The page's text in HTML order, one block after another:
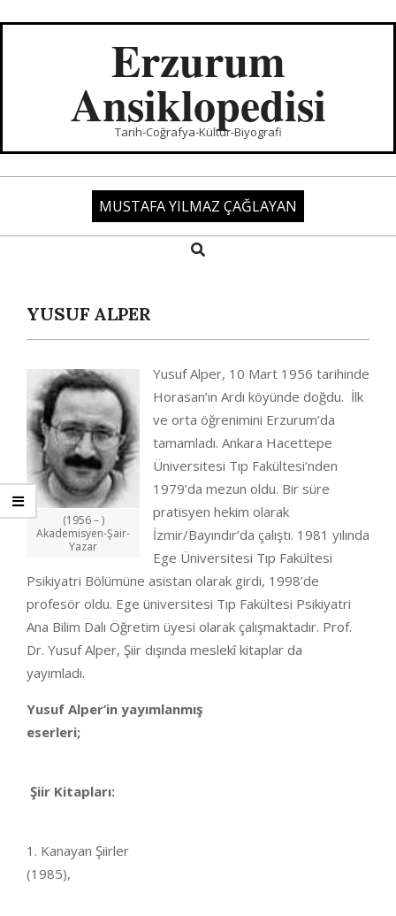
Erzurum
Ansiklopedisi
Tarih-Coğrafya-Kültür-Biyografi
MUSTAFA YILMAZ ÇAĞLAYAN
Search
YUSUF ALPER
(1956 – )
Akademisyen-Şair-
Yazar
Yusuf Alper, 10 Mart 1956 tarihinde
Horasan’ın Ardı köyünde doğdu. İlk
ve orta öğrenimini Erzurum’da
tamamladı. Ankara Hacettepe
Üniversitesi Tıp Fakültesi’nden
1979’da mezun oldu. Bir süre
pratisyen hekim olarak
İzmir/Bayındır’da çalıştı. 1981 yılında
Ege Üniversitesi Tıp Fakültesi
Psikiyatri Bölümüne asistan olarak girdi, 1998’de
profesör oldu. Ege üniversitesi Tıp Fakültesi Psikiyatri
Ana Bilim Dalı Öğretim üyesi olarak çalışmaktadır. Prof.
Dr. Yusuf Alper, Şiir dışında meslekî kitaplar da
yayımladı.
Yusuf Alper’in yayımlanmış
Şiir Kitapları:
1. Kanayan Şiirler